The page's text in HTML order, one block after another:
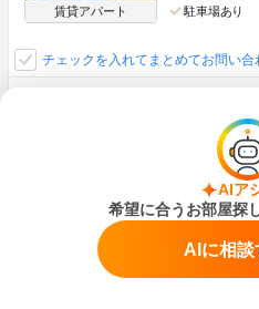
賃貸アパート 駐車場あり
チェックを入れてまとめてお問い合
画像：30枚
万円 管
礼 0
22.00m2
ネット無料
空室状況を
AIア
希望に合うお部屋探
AIに相談